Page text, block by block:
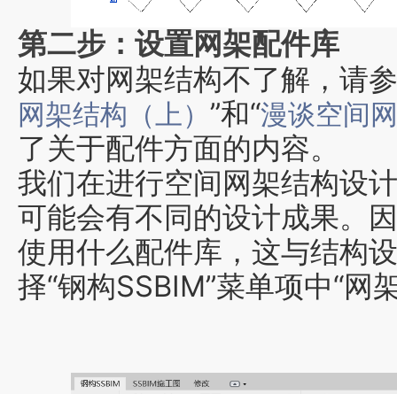
第二步：设置网架配件库
如果对网架结构不了解，请
网架结构（上） ”和“漫谈空间
了关于配件方面的内容。
我们在进行空间网架结构设
可能会有不同的设计成果。
使用什么配件库，这与结构
择“钢构SSBIM”菜单项中“网